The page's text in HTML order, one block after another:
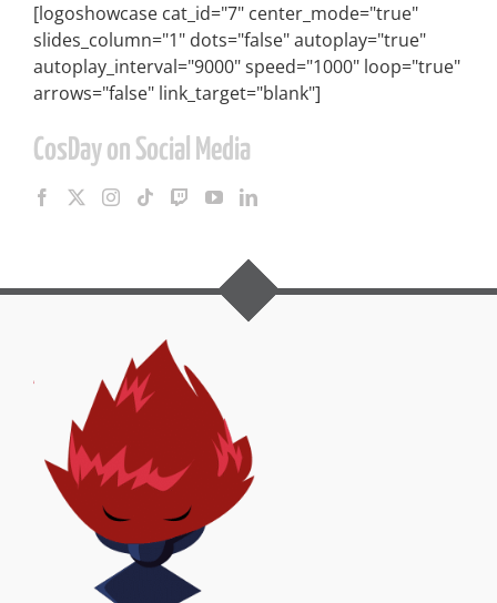
[logoshowcase cat_id="7" center_mode="true"
slides_column="1" dots="false" autoplay="true"
autoplay_interval="9000" speed="1000" loop="true"
arrows="false" link_target="blank"]
CosDay on Social Media